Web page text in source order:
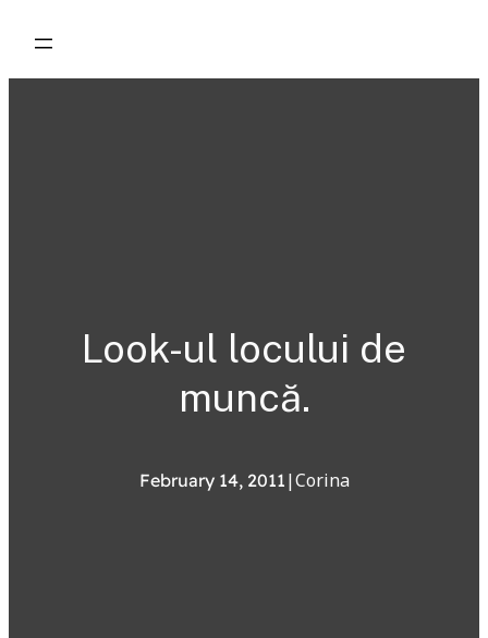
content
Look-ul locului de
muncă.
February 14, 2011 |Corina